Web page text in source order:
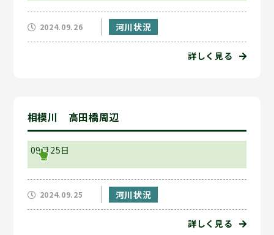
2024.09.26 河川状況
詳しく見る
相模川 高田橋周辺
09月25日
2024.09.25 河川状況
詳しく見る